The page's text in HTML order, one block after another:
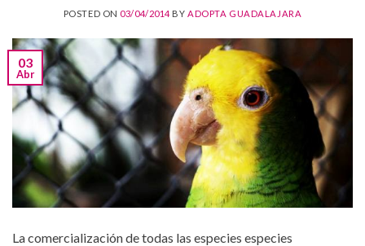
POSTED ON 03/04/2014BY ADOPTA GUADALAJARA
03
Abr
La comercialización de todas las especies especies